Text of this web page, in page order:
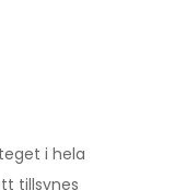
i hela
tillsynes